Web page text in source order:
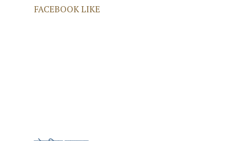
FACEBOOK LIKE